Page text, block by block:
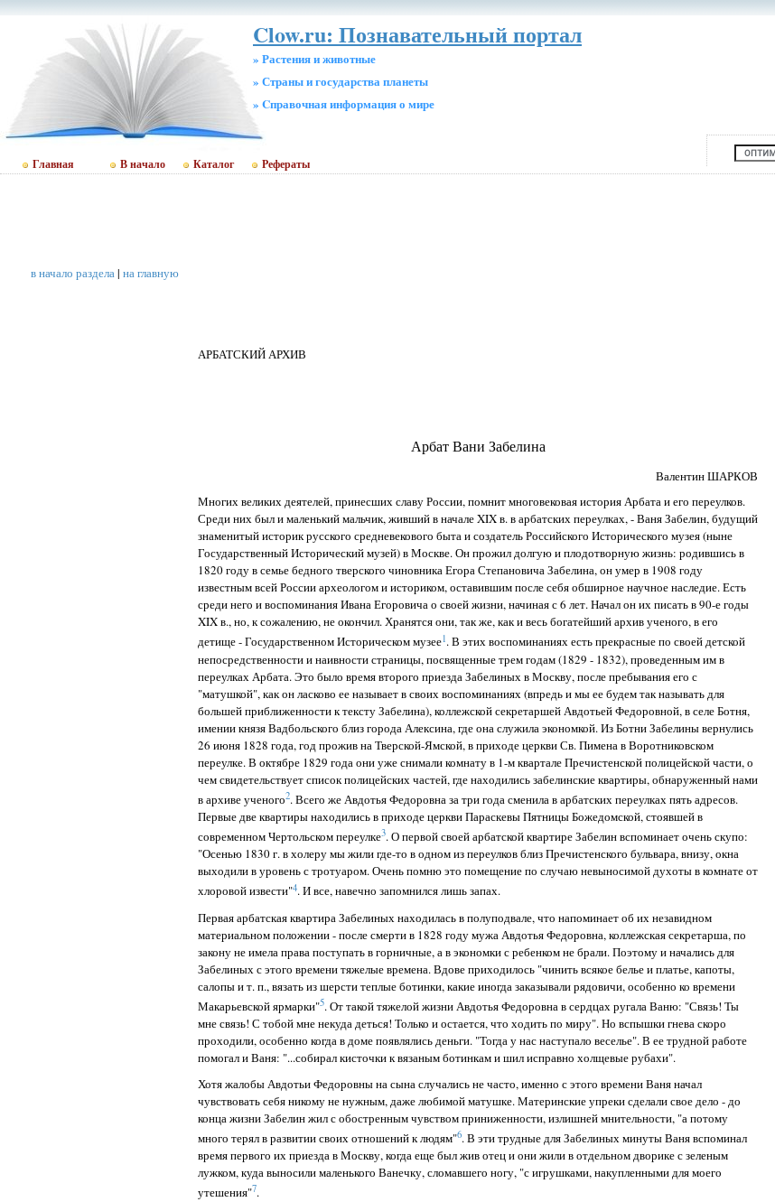
Clow.ru: Познавательный портал
» Растения и животные
» Страны и государства планеты
» Cправочная информация о мире
Главная В начало Каталог Рефераты
в начало раздела| на главную
АРБАТСКИЙ АРХИВ
Арбат Вани Забелина
Валентин ШАРКОВ
Многих великих деятелей, принесших славу России, помнит многовековая история Арбата и его переулков.
Среди них был и маленький мальчик, живший в начале XIX в. в арбатских переулках, - Ваня Забелин, будущий
знаменитый историк русского средневекового быта и создатель Российского Исторического музея (ныне
Государственный Исторический музей) в Москве. Он прожил долгую и плодотворную жизнь: родившись в
1820 году в семье бедного тверского чиновника Егора Степановича Забелина, он умер в 1908 году
известным всей России археологом и историком, оставившим после себя обширное научное наследие. Есть
среди него и воспоминания Ивана Егоровича о своей жизни, начиная с 6 лет. Начал он их писать в 90-е годы
XIX в., но, к сожалению, не окончил. Хранятся они, так же, как и весь богатейший архив ученого, в его
детище - Государственном Историческом музее1. В этих воспоминаниях есть прекрасные по своей детской
непосредственности и наивности страницы, посвященные трем годам (1829 - 1832), проведенным им в
переулках Арбата. Это было время второго приезда Забелиных в Москву, после пребывания его с
"матушкой", как он ласково ее называет в своих воспоминаниях (впредь и мы ее будем так называть для
большей приближенности к тексту Забелина), коллежской секретаршей Авдотьей Федоровной, в селе Ботня,
имении князя Вадбольского близ города Алексина, где она служила экономкой. Из Ботни Забелины вернулись
26 июня 1828 года, год прожив на Тверской-Ямской, в приходе церкви Св. Пимена в Воротниковском
переулке. В октябре 1829 года они уже снимали комнату в 1-м квартале Пречистенской полицейской части, о
чем свидетельствует список полицейских частей, где находились забелинские квартиры, обнаруженный нами
в архиве ученого2. Всего же Авдотья Федоровна за три года сменила в арбатских переулках пять адресов.
Первые две квартиры находились в приходе церкви Параскевы Пятницы Божедомской, стоявшей в
современном Чертольском переулке3. О первой своей арбатской квартире Забелин вспоминает очень скупо:
"Осенью 1830 г. в холеру мы жили где-то в одном из переулков близ Пречистенского бульвара, внизу, окна
выходили в уровень с тротуаром. Очень помню это помещение по случаю невыносимой духоты в комнате от
хлоровой извести"4. И все, навечно запомнился лишь запах.
Первая арбатская квартира Забелиных находилась в полуподвале, что напоминает об их незавидном
материальном положении - после смерти в 1828 году мужа Авдотья Федоровна, коллежская секретарша, по
закону не имела права поступать в горничные, а в экономки с ребенком не брали. Поэтому и начались для
Забелиных с этого времени тяжелые времена. Вдове приходилось "чинить всякое белье и платье, капоты,
салопы и т. п., вязать из шерсти теплые ботинки, какие иногда заказывали рядовичи, особенно ко времени
Макарьевской ярмарки"5. От такой тяжелой жизни Авдотья Федоровна в сердцах ругала Ваню: "Связь! Ты
мне связь! С тобой мне некуда деться! Только и остается, что ходить по миру". Но вспышки гнева скоро
проходили, особенно когда в доме появлялись деньги. "Тогда у нас наступало веселье". В ее трудной работе
помогал и Ваня: "...собирал кисточки к вязаным ботинкам и шил исправно холщевые рубахи".
Хотя жалобы Авдотьи Федоровны на сына случались не часто, именно с этого времени Ваня начал
чувствовать себя никому не нужным, даже любимой матушке. Материнские упреки сделали свое дело - до
конца жизни Забелин жил с обостренным чувством приниженности, излишней мнительности, "а потому
много терял в развитии своих отношений к людям"6. В эти трудные для Забелиных минуты Ваня вспоминал
время первого их приезда в Москву, когда еще был жив отец и они жили в отдельном дворике с зеленым
лужком, куда выносили маленького Ванечку, сломавшего ногу, "с игрушками, накупленными для моего
утешения"7.